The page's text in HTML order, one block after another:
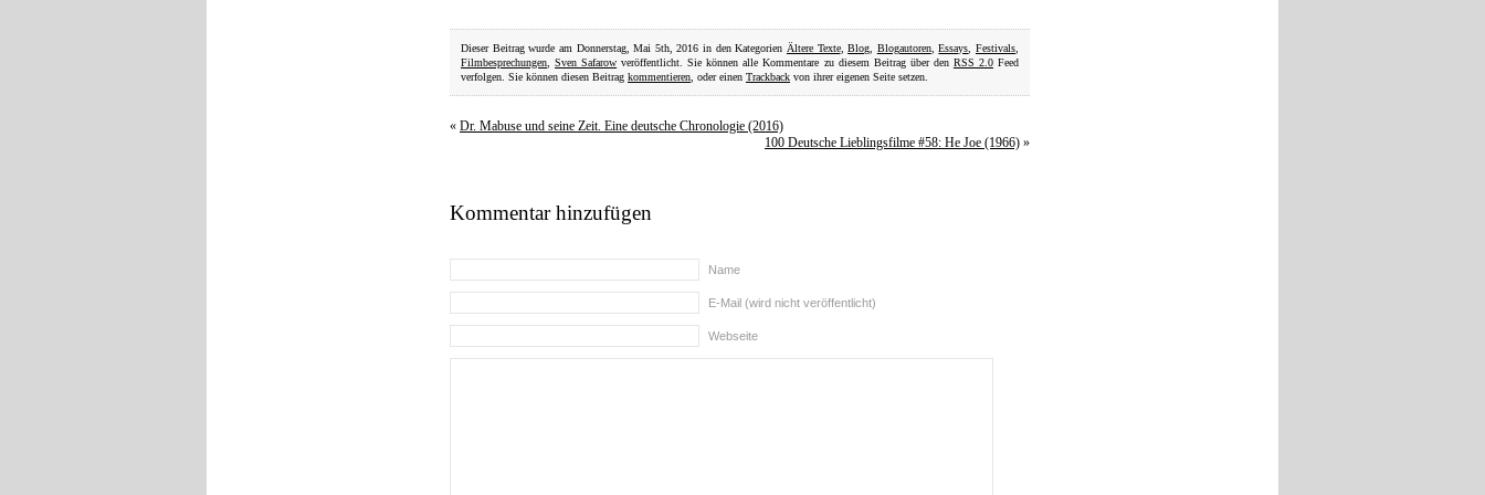
Dieser Beitrag wurde am Donnerstag, Mai 5th, 2016 in den Kategorien Ältere Texte,Blog Blogautoren,Essays Festivals
Filmbesprechungen ,Sven Safarow veröffentlicht. Sie können alle Kommentare zu diesem Beitrag über den RSS 2.0Feed
verfolgen. Sie können diesen Beitrag kommentieren , oder einen Trackback von ihrer eigenen Seite setzen.
« Dr. Mabuse und seine Zeit. Eine deutsche Chronologie (2016)
100 Deutsche Lieblingsfilme #58: He Joe (1966) »
Kommentar hinzufügen
Name
E-Mail (wird nicht veröffentlicht)
Webseite